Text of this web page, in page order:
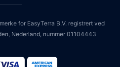
for EasyTerra B.V. registrert ved
Nederland, nummer 01104443